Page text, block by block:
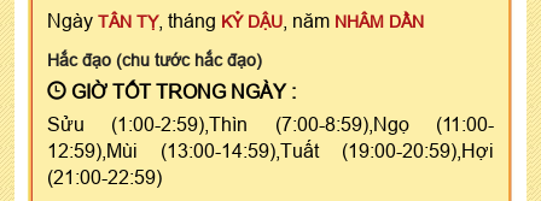
Ngày TÂN TỴ, tháng KỶ DẬU , năm NHÂM DẦN
Hắc đạo (chu tước hắc đạo)
GIỜ TỐT TRONG NGÀY :
Sửu (1:00-2:59),Thìn (7:00-8:59),Ngọ (11:00-
12:59),Mùi (13:00-14:59),Tuất (19:00-20:59),Hợi
(21:00-22:59)